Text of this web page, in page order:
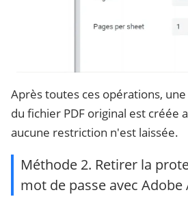
Après toutes ces opérations,
du fichier PDF original est créée
aucune restriction n'est laissée.
Méthode 2. Retirer la
mot de passe avec Adobe